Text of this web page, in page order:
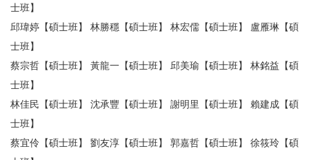
士班】
邱瑋婷【碩士班】 林勝穩【碩士班】 林宏儒【碩士班】 盧雁琳【碩
士班】
蔡宗哲【碩士班】 黃龍一【碩士班】 邱美瑜【碩士班】 林銘益【碩
士班】
林佳民【碩士班】 沈承豐【碩士班】 謝明里【碩士班】 賴建成【碩
士班】
蔡宜伶【碩士班】 劉友淳【碩士班】 郭嘉哲【碩士班】 徐筱玲【碩